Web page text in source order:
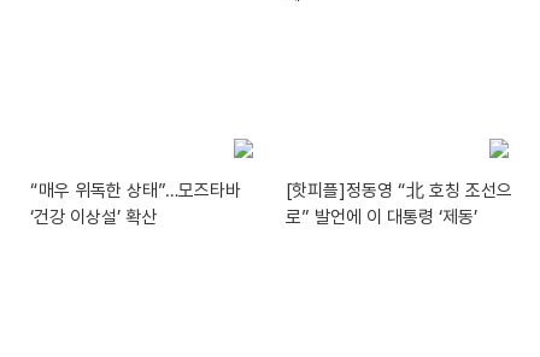
“매우 위독한 상태”…모즈타바
‘건강 이상설’ 확산
[핫피플]정동영 “北 호칭 조선으
로” 발언에 이 대통령 ‘제동’